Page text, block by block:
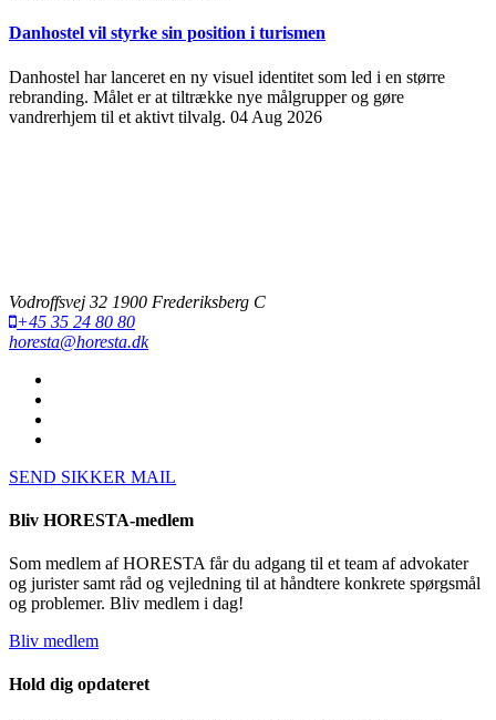
Danhostel vil styrke sin position i turismen
Danhostel har lanceret en ny visuel identitet som led i en større
rebranding. Målet er at tiltrække nye målgrupper og gøre
vandrerhjem til et aktivt tilvalg. 04 Aug 2026
Vodroffsvej 32 1900 Frederiksberg C
+45 35 24 80 80
horesta@horesta.dk
SEND SIKKER MAIL
Bliv HORESTA-medlem
Som medlem af HORESTA får du adgang til et team af advokater
og jurister samt råd og vejledning til at håndtere konkrete spørgsmål
og problemer. Bliv medlem i dag!
Bliv medlem
Hold dig opdateret